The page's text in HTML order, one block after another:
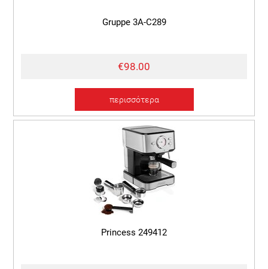
Gruppe 3A-C289
€98.00
περισσότερα
Princess 249412